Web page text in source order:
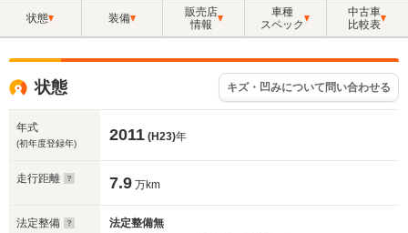
状態 装備
販売店
情報
車種
スペック
中古車
比較表
状態 キズ・凹みについて問い合わせる
年式
(初年度登録年) 2011 (H23)年
走行距離 7.9 万km
法定整備 法定整備無